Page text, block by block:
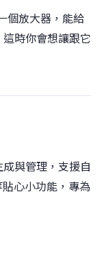
個放大器，能給
時你會想讓跟它
與管理，支援自
心小功能，專為